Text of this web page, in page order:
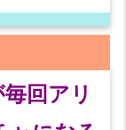
回アリ